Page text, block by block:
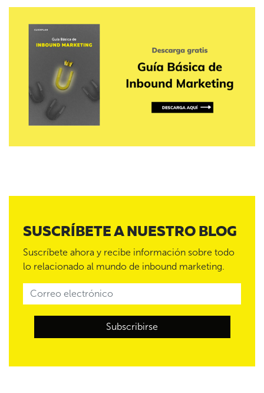
SUSCRÍBETE A NUESTRO BLOG
Suscríbete ahora y recibe información sobre todo
lo relacionado al mundo de inbound marketing.